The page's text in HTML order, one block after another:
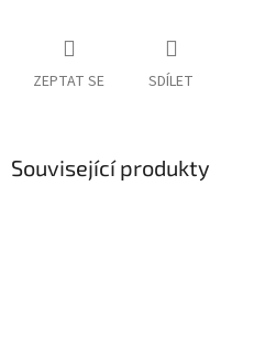
ZEPTAT SE SDÍLET
Související produkty